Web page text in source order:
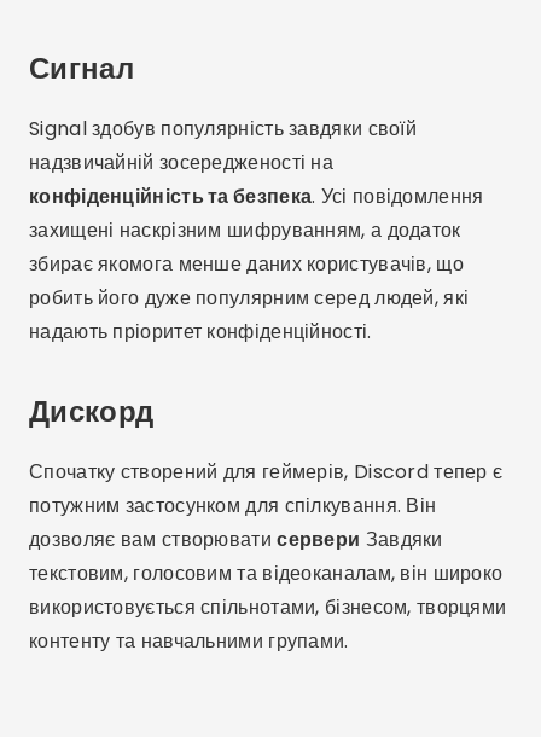
Сигнал
Signal здобув популярність завдяки своїй
надзвичайній зосередженості на
конфіденційність та безпека. Усі повідомлення
захищені наскрізним шифруванням, а додаток
збирає якомога менше даних користувачів, що
робить його дуже популярним серед людей, які
надають пріоритет конфіденційності.
Дискорд
Спочатку створений для геймерів, Discord тепер є
потужним застосунком для спілкування. Він
дозволяє вам створюватисервери Завдяки
текстовим, голосовим та відеоканалам, він широко
використовується спільнотами, бізнесом, творцями
контенту та навчальними групами.